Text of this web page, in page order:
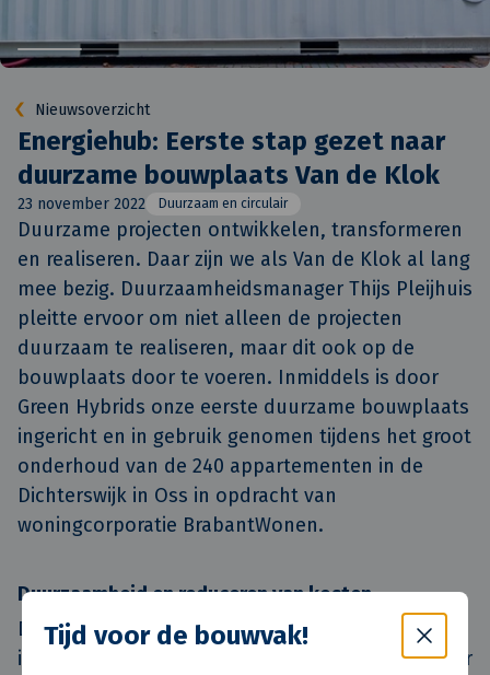
Tijd voor de bouwvak!
Nieuwsoverzicht
Energiehub: Eerste stap gezet naar
duurzame bouwplaats Van de Klok
23 november 2022 Duurzaam en circulair
Duurzame projecten ontwikkelen, transformeren
en realiseren. Daar zijn we als Van de Klok al lang
mee bezig. Duurzaamheidsmanager Thijs Pleijhuis
pleitte ervoor om niet alleen de projecten
duurzaam te realiseren, maar dit ook op de
bouwplaats door te voeren. Inmiddels is door
Green Hybrids onze eerste duurzame bouwplaats
ingericht en in gebruik genomen tijdens het groot
onderhoud van de 240 appartementen in de
Dichterswijk in Oss in opdracht van
woningcorporatie BrabantWonen.
Duurzaamheid en reduceren van kosten
De energiehub bestaat uit een compleet
ingerichte 20ft container met accucapaciteit, voor